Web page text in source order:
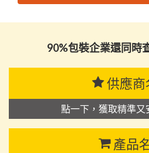
90%包裝企業還同時
供應商
點一下，獲取精準又
產品